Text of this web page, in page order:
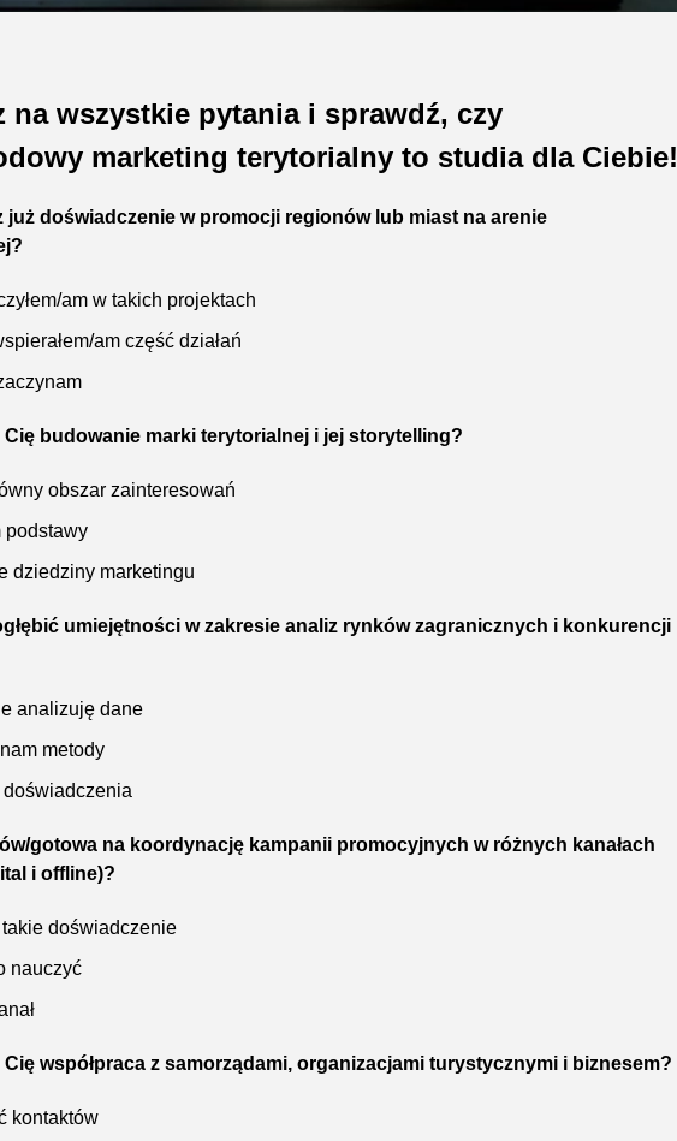
na wszystkie pytania i sprawdź, czy
marketing terytorialny to studia dla Ciebie!
już doświadczenie w promocji regionów lub miast na arenie
am w takich projektach
am część działań
Cię budowanie marki terytorialnej i jej storytelling?
obszar zainteresowań
podstawy
dziedziny marketingu
umiejętności w zakresie analiz rynków zagranicznych i konkurencji
analizuję dane
metody
doświadczenia
gotowa na koordynację kampanii promocyjnych w różnych kanałach
i offline)?
doświadczenie
nauczyć
współpraca z samorządami, organizacjami turystycznymi i biznesem?
kontaktów